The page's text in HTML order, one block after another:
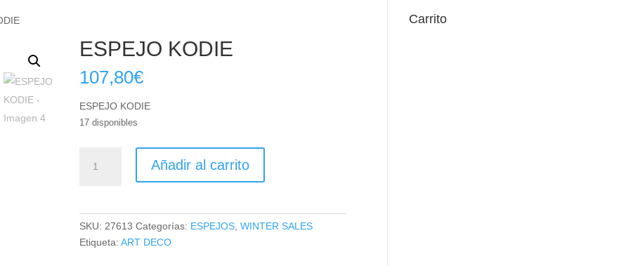
ESPEJO KODIE
107,80€
ESPEJO KODIE
17 disponibles
KODIE
Añadir al carrito
SKU: 27613 Categorías: ESPEJOS ,WINTER SALES
Etiqueta:ART DECO
Carrito